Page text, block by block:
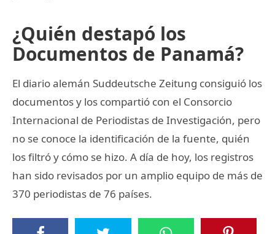
¿Quién destapó los
Documentos de Panamá?
El diario alemán Suddeutsche Zeitung consiguió los
documentos y los compartió con el Consorcio
Internacional de Periodistas de Investigación, pero
no se conoce la identificación de la fuente, quién
los filtró y cómo se hizo. A día de hoy, los registros
han sido revisados por un amplio equipo de más de
370 periodistas de 76 países.